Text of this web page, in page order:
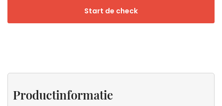
Start de check
Productinformatie